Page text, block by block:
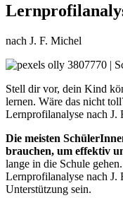
nach J. F. Michel
Stell dir vor, dein Kind
lernen. Wäre das nicht
Lernprofilanalyse nach J.
Die meisten
brauchen, um effektiv
lange in die Schule
Lernprofilanalyse nach
Unterstützung sein.